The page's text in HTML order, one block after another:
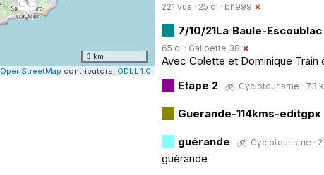
3 km
OpenStreetMap contributors, ODbL 1.0
221 vus · 25 dl · bh999
7/10/21La Baule-
65 dl · Galipette 38
Avec Colette et Dominique Train
Etape 2
Cyclotourisme · 73
Guerande-114kms-editgpx
guérande Cyclotourisme ·
guérande